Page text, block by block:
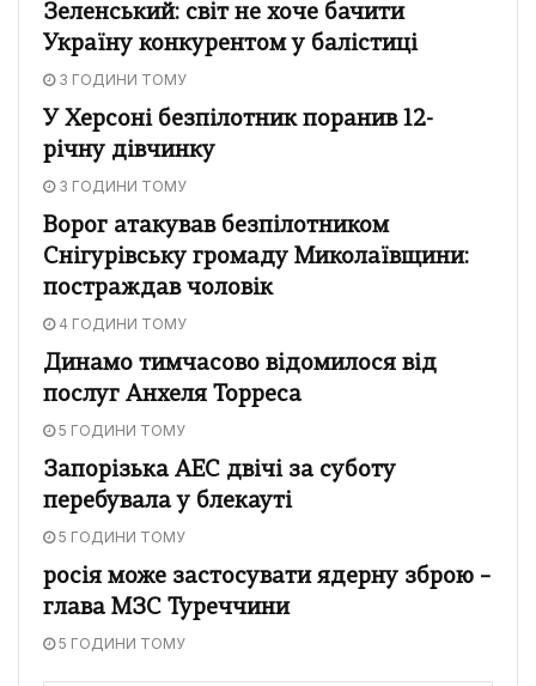
Зеленський: світ не хоче бачити
Україну конкурентом у балістиці
3 ГОДИНИ ТОМУ
У Херсоні безпілотник поранив 12-
річну дівчинку
3 ГОДИНИ ТОМУ
Ворог атакував безпілотником
Снігурівську громаду Миколаївщини:
постраждав чоловік
4 ГОДИНИ ТОМУ
Динамо тимчасово відомилося від
послуг Анхеля Торреса
5 ГОДИНИ ТОМУ
Запорізька АЕС двічі за суботу
перебувала у блекауті
5 ГОДИНИ ТОМУ
росія може застосувати ядерну зброю –
глава МЗС Туреччини
5 ГОДИНИ ТОМУ